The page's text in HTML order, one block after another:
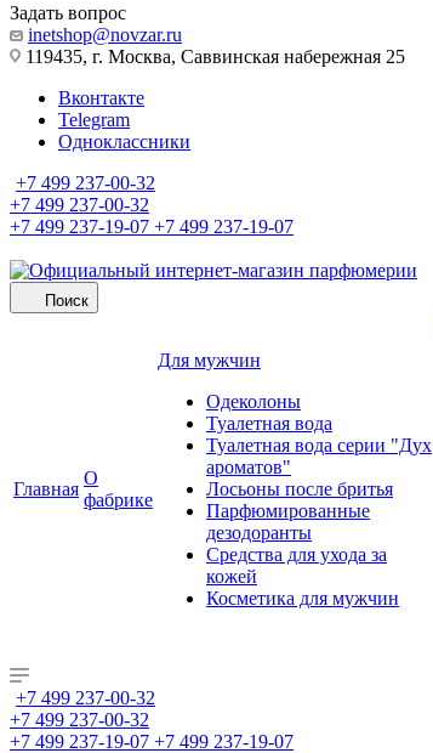
Задать вопрос
inetshop@novzar.ru
119435, г. Москва, Саввинская набережная 25
Вконтакте
Telegram
Одноклассники
+7 499 237-00-32
+7 499 237-00-32
+7 499 237-19-07 +7 499 237-19-07
Поиск
Главная
О
фабрике
Для мужчин
Одеколоны
Туалетная вода
Туалетная вода серии "Дух
ароматов"
Лосьоны после бритья
Парфюмированные
дезодоранты
Средства для ухода за
кожей
Косметика для мужчин
+7 499 237-00-32
+7 499 237-00-32
+7 499 237-19-07 +7 499 237-19-07